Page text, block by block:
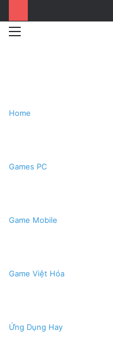
Home
Games PC
Game Mobile
Game Việt Hóa
Ứng Dụng Hay